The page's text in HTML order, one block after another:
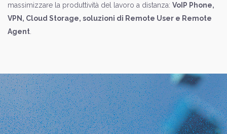
massimizzare la produttività del lavoro a distanza: VoIP Phone,
VPN, Cloud Storage, soluzioni di Remote User e Remote
Agent